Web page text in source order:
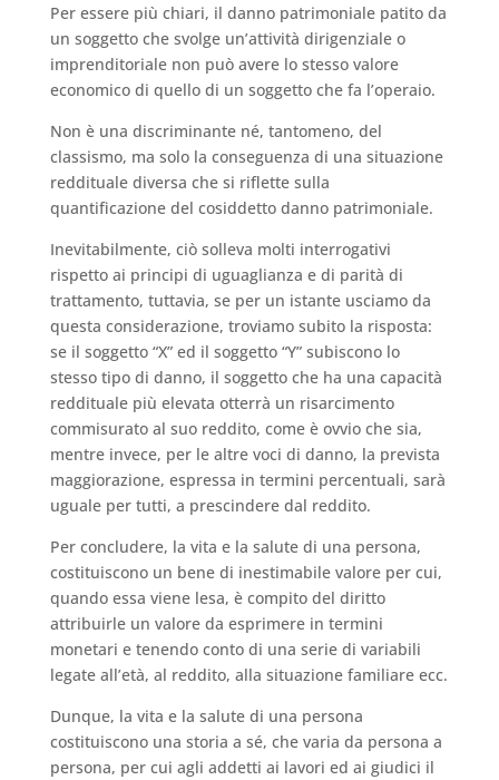
Per essere più chiari, il danno patrimoniale patito da
un soggetto che svolge un’attività dirigenziale o
imprenditoriale non può avere lo stesso valore
economico di quello di un soggetto che fa l’operaio.
Non è una discriminante né, tantomeno, del
classismo, ma solo la conseguenza di una situazione
reddituale diversa che si riflette sulla
quantificazione del cosiddetto danno patrimoniale.
Inevitabilmente, ciò solleva molti interrogativi
rispetto ai principi di uguaglianza e di parità di
trattamento, tuttavia, se per un istante usciamo da
questa considerazione, troviamo subito la risposta:
se il soggetto “X” ed il soggetto “Y” subiscono lo
stesso tipo di danno, il soggetto che ha una capacità
reddituale più elevata otterrà un risarcimento
commisurato al suo reddito, come è ovvio che sia,
mentre invece, per le altre voci di danno, la prevista
maggiorazione, espressa in termini percentuali, sarà
uguale per tutti, a prescindere dal reddito.
Per concludere, la vita e la salute di una persona,
costituiscono un bene di inestimabile valore per cui,
quando essa viene lesa, è compito del diritto
attribuirle un valore da esprimere in termini
monetari e tenendo conto di una serie di variabili
legate all’età, al reddito, alla situazione familiare ecc.
Dunque, la vita e la salute di una persona
costituiscono una storia a sé, che varia da persona a
persona, per cui agli addetti ai lavori ed ai giudici il